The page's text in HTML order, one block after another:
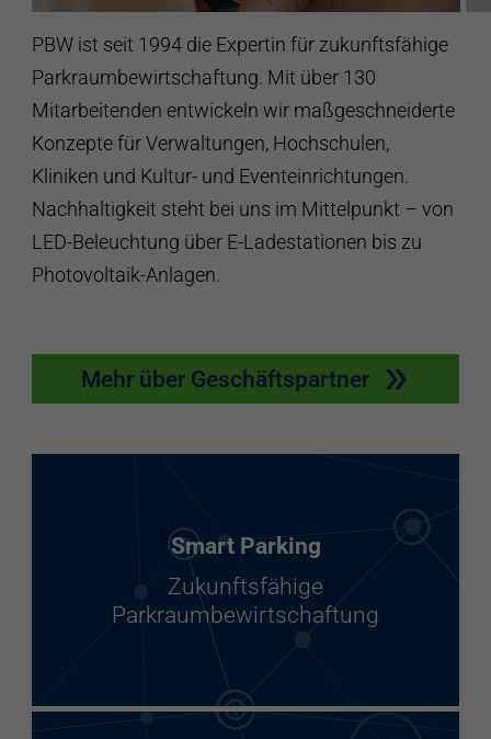
PBW ist seit 1994 die Expertin für zukunftsfähige
Parkraumbewirtschaftung. Mit über 130
Mitarbeitenden entwickeln wir maßgeschneiderte
Konzepte für Verwaltungen, Hochschulen,
Kliniken und Kultur- und Eventeinrichtungen.
Nachhaltigkeit steht bei uns im Mittelpunkt – von
LED-Beleuchtung über E-Ladestationen bis zu
Photovoltaik-Anlagen.
Mehr über Geschäftspartner
Smart Parking
Zukunftsfähige
Parkraumbewirtschaftung